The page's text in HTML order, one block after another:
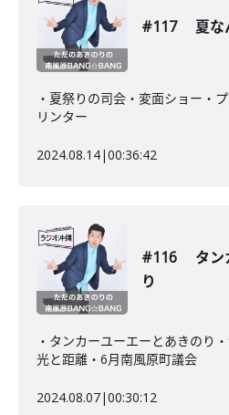
#117 夏な
・夏祭りの司会・変面ショー・
リンター
2024.08.14|00:36:42
#116 タン
り
・タンカーユーエーとあきのり
光と距離・6月南風原町議会
2024.08.07|00:30:12